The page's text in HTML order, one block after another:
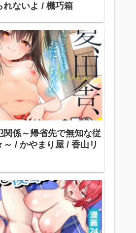
れないよ / 機巧箱
関係～帰省先で無知な従
～ / かやまり屋 / 香山リ